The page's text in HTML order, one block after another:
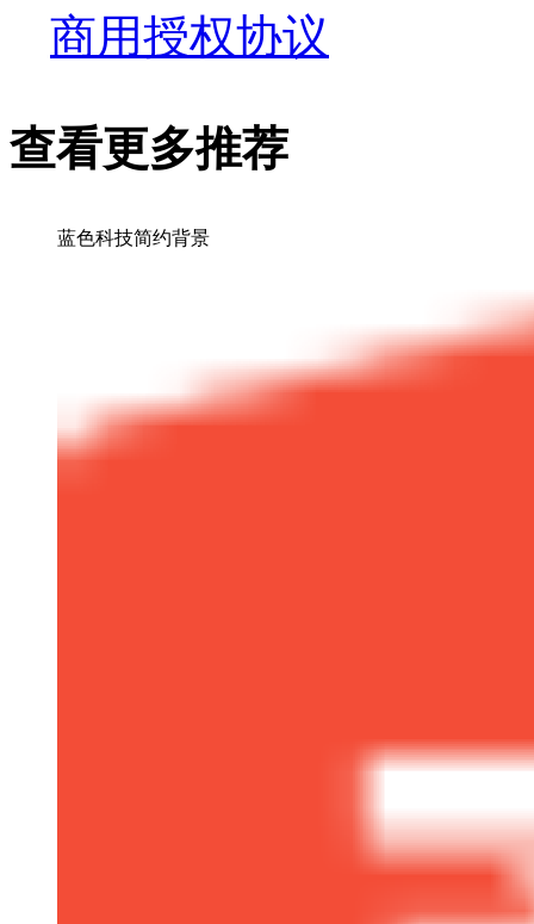
商用授权协议
查看更多推荐
蓝色科技简约背景